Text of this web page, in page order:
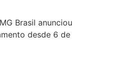
Brasil anunciou
desde 6 de